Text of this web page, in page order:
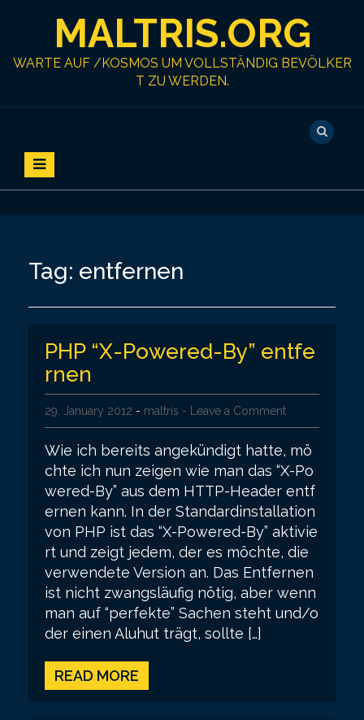
MALTRIS.ORG
WARTE AUF /KOSMOS UM VOLLSTÄNDIG BEVÖLKER
T ZU WERDEN.
Tag: entfernen
PHP “X-Powered-By” entfe
rnen
29. January 2012 - maltris - Leave a Comment
Wie ich bereits angekündigt hatte, mö
chte ich nun zeigen wie man das “X-Po
wered-By” aus dem HTTP-Header entf
ernen kann. In der Standardinstallation
von PHP ist das “X-Powered-By” aktivie
rt und zeigt jedem, der es möchte, die
verwendete Version an. Das Entfernen
ist nicht zwangsläufig nötig, aber wenn
man auf “perfekte” Sachen steht und/o
der einen Aluhut trägt, sollte […]
READ MORE